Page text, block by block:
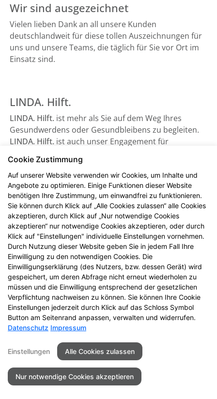
Wir sind ausgezeichnet
Vielen lieben Dank an all unsere Kunden
deutschlandweit für diese tollen Auszeichnungen für
uns und unsere Teams, die täglich für Sie vor Ort im
Einsatz sind.
LINDA. Hilft.
LINDA. Hilft. ist mehr als Sie auf dem Weg Ihres
Gesundwerdens oder Gesundbleibens zu begleiten.
LINDA. Hilft. ist auch unser Engagement für
angewiesen sind - sowie beispielsweise der
Bundesverband Kinderhospiz e. V. Schauen Sie gerne
einmal vorbei.
Zu LINDA. Hilft.
Seitenübersicht Kontakt
Impressum
Datenschutz
Barrierefreiheit
© 2026 Apotheke am Neckar
Cookie Zustimmung
Auf unserer Website verwenden wir Cookies, um Inhalte und
Angebote zu optimieren. Einige Funktionen dieser Website
benötigen Ihre Zustimmung, um einwandfrei zu funktionieren.
Sie können durch Klick auf „Alle Cookies zulassen“ alle Cookies
akzeptieren, durch Klick auf „Nur notwendige Cookies
akzeptieren“ nur notwendige Cookies akzeptieren, oder durch
Klick auf "Einstellungen" individuelle Einstellungen vornehmen.
Durch Nutzung dieser Website geben Sie in jedem Fall Ihre
Einwilligung zu den notwendigen Cookies. Die
Einwilligungserklärung (des Nutzers, bzw. dessen Gerät) wird
gespeichert, um deren Abfrage nicht erneut wiederholen zu
müssen und die Einwilligung entsprechend der gesetzlichen
Verpflichtung nachweisen zu können. Sie können Ihre Cookie
Einstellungen jederzeit durch Klick auf das Schloss Symbol
Button am Seitenrand anpassen, verwalten und widerrufen.
Datenschutz Impressum
Einstellungen Alle Cookies zulassen
Nur notwendige Cookies akzeptieren